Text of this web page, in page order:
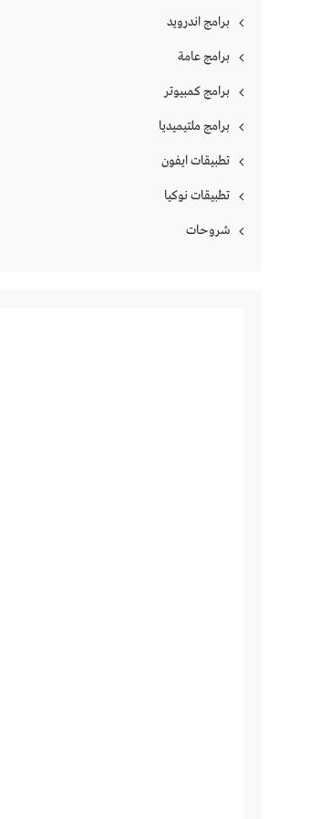
برامج اندرويد
برامج عامة
برامج كمبيوتر
برامج ملتيميديا
تطبيقات ايفون
تطبيقات نوكيا
شروحات